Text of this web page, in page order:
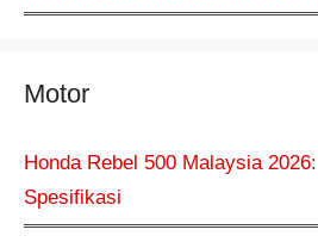
Motor
Honda Rebel 500 Malaysia
Spesifikasi